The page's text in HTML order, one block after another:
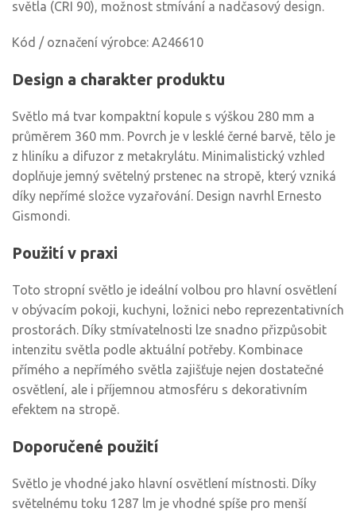
světla (CRI 90), možnost stmívání a nadčasový design.
Kód / označení výrobce: A246610
Design a charakter produktu
Světlo má tvar kompaktní kopule s výškou 280 mm a
průměrem 360 mm. Povrch je v lesklé černé barvě, tělo je
z hliníku a difuzor z metakrylátu. Minimalistický vzhled
doplňuje jemný světelný prstenec na stropě, který vzniká
díky nepřímé složce vyzařování. Design navrhl Ernesto
Gismondi.
Použití v praxi
Toto stropní světlo je ideální volbou pro hlavní osvětlení
v obývacím pokoji, kuchyni, ložnici nebo reprezentativních
prostorách. Díky stmívatelnosti lze snadno přizpůsobit
intenzitu světla podle aktuální potřeby. Kombinace
přímého a nepřímého světla zajišťuje nejen dostatečné
osvětlení, ale i příjemnou atmosféru s dekorativním
efektem na stropě.
Doporučené použití
Světlo je vhodné jako hlavní osvětlení místnosti. Díky
světelnému toku 1287 lm je vhodné spíše pro menší